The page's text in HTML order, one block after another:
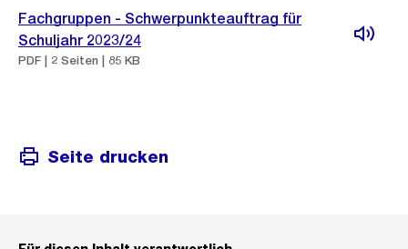
Fachgruppen - Schwerpunkteauftrag für
Schuljahr 2023/24
PDF | 2 Seiten | 85 KB
Seite drucken